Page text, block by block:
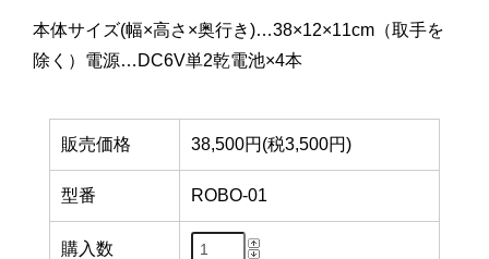
本体サイズ(幅×高さ×奥行き)…38×12×11cm（取手を
除く）電源…DC6V単2乾電池×4本
販売価格 38,500円(税3,500円)
型番 ROBO-01
購入数